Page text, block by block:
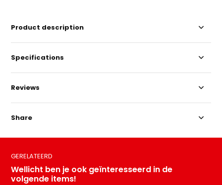
Product description
Specifications
Reviews
Share
GERELATEERD
Wellicht ben je ook geïnteresseerd in de
volgende items!